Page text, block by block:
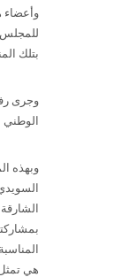
وأعضاء
للمجلس
بتلك
وجرى
الوطني
وبهذه
هي